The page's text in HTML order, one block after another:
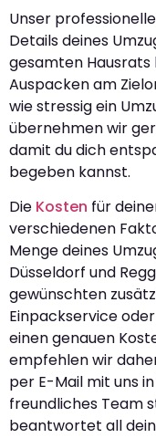
Unser
Details deines
gesamten Hausrats
Auspacken am
wie stressig ein
übernehmen wir
damit du dich
begeben kannst.
Die Kosten für
verschiedenen
Menge deines
Düsseldorf und
gewünschten
Einpackservice
einen genauen
empfehlen wir
per E-Mail mit uns
freundliches Team
beantwortet all